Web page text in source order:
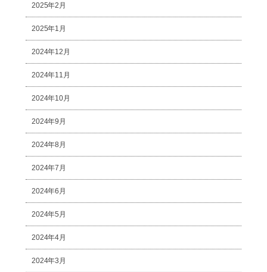
2025年2月
2025年1月
2024年12月
2024年11月
2024年10月
2024年9月
2024年8月
2024年7月
2024年6月
2024年5月
2024年4月
2024年3月